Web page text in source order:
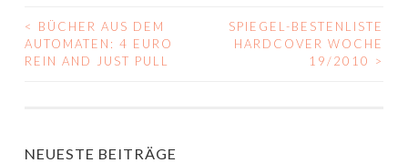
BEITRAGS-
NAVIGATION
<
BÜCHER AUS DEM
AUTOMATEN: 4 EURO
REIN AND JUST PULL
SPIEGEL-BESTENLISTE
HARDCOVER WOCHE
19/2010
>
NEUESTE BEITRÄGE